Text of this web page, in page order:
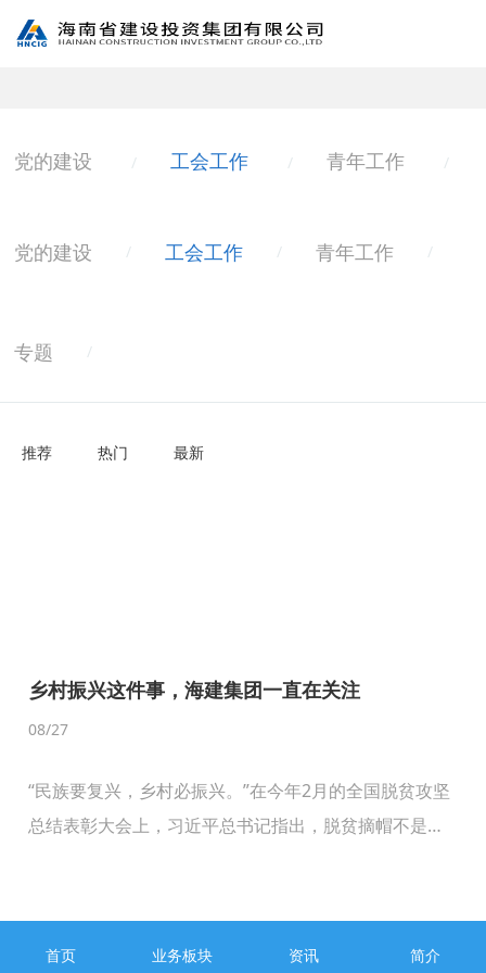
党的建设 / 工会工作 / 青年工作 /
党的建设 / 工会工作 / 青年工作 /
专题 /
推荐 热门 最新
乡村振兴这件事，海建集团一直在关注
08/27
“民族要复兴，乡村必振兴。”在今年2月的全国脱贫攻坚
总结表彰大会上，习近平总书记指出，脱贫摘帽不是终
推进乡村振兴的工作部署，8月25日，海建集团党委专职
首页 业务板块 资讯 简介